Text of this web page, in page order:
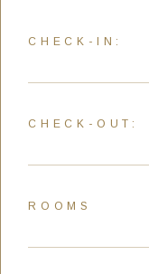
CHECK-IN:
CHECK-OUT:
ROOMS